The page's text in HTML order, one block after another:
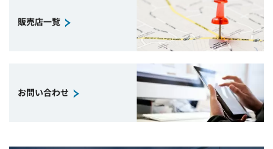
販売店一覧
お問い合わせ